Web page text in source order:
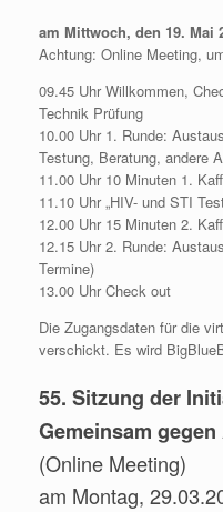
am Mittwoch, den 19. Mai
Achtung: Online Meeting,
09.45 Uhr Willkommen,
Technik Prüfung
10.00 Uhr 1. Runde:
Testung, Beratung, andere
11.00 Uhr 10 Minuten 1.
11.10 Uhr „HIV- und STI
12.00 Uhr 15 Minuten 2.
12.15 Uhr 2. Runde:
Termine)
13.00 Uhr Check out
Die Zugangsdaten für die
verschickt. Es wird
55. Sitzung der
Gemeinsam
(Online Meeting)
am Montag,